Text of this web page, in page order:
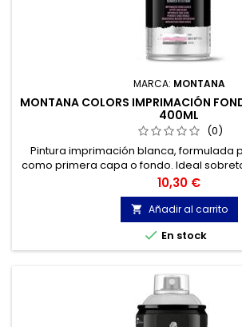
MARCA: MONTANA
MONTANA COLORS IMPRIMACIÓN
400ML
(0)
Pintura imprimación blanca, formulada
como primera capa o fondo. Ideal
oscuras.
Precio
10,30 €
 Añadir al carrito
 En stock